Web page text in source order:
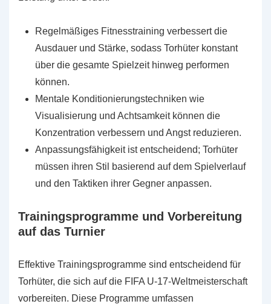
Regelmäßiges Fitnesstraining verbessert die
Ausdauer und Stärke, sodass Torhüter konstant
über die gesamte Spielzeit hinweg performen
können.
Mentale Konditionierungstechniken wie
Visualisierung und Achtsamkeit können die
Konzentration verbessern und Angst reduzieren.
Anpassungsfähigkeit ist entscheidend; Torhüter
müssen ihren Stil basierend auf dem Spielverlauf
und den Taktiken ihrer Gegner anpassen.
Trainingsprogramme und Vorbereitung
auf das Turnier
Effektive Trainingsprogramme sind entscheidend für
Torhüter, die sich auf die FIFA U-17-Weltmeisterschaft
vorbereiten. Diese Programme umfassen